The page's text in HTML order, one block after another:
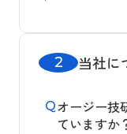
当社に
オージー技
ていますか